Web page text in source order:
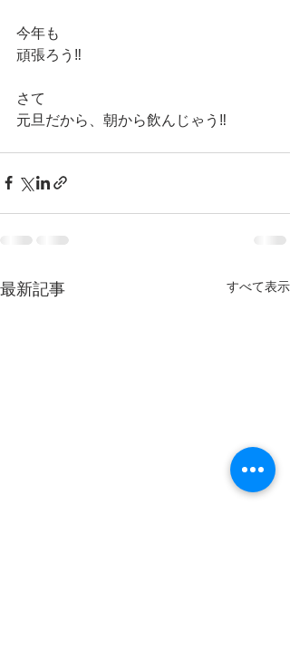
今年も
頑張ろう‼️
さて
元旦だから、朝から飲んじゃう‼️
最新記事 すべて表示